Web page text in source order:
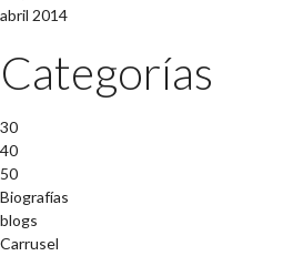
abril 2014
Categorías
30
40
50
Biografías
blogs
Carrusel